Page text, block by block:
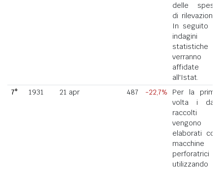
delle spese
di rilevazione.
In seguito le
indagini
statistiche
verranno
affidate
all'Istat.
7°
1931 21 apr 487 -22,7%
Per la prima
volta i dati
raccolti
vengono
elaborati con
macchine
perforatrici
utilizzando